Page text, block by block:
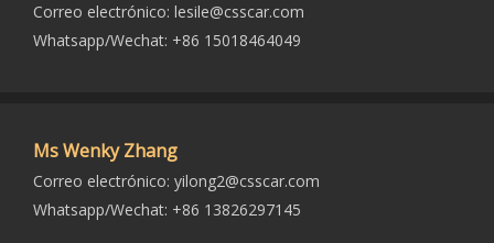
Correo electrónico: lesile@csscar.com
Whatsapp/Wechat: +86 15018464049
Ms Wenky Zhang
Correo electrónico: yilong2@csscar.com
Whatsapp/Wechat: +86 13826297145